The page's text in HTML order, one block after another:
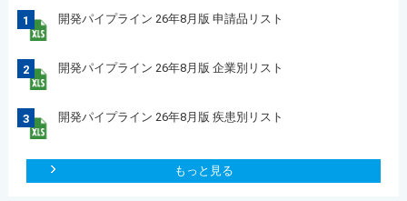
1 開発パイプライン 26年8月版 申請品リスト
2 開発パイプライン 26年8月版 企業別リスト
3 開発パイプライン 26年8月版 疾患別リスト
もっと見る